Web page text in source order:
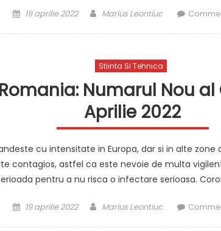
Posted
19 aprilie 2022 Author
Marius Leontiuc
Stiinta Si Tehnica
Numarul Nou al
Aprilie 2022
cu intensitate in Europa, dar si in alte zone
contagios, astfel ca este nevoie de multa
pentru a nu risca o infectare serioasa.
Posted
19 aprilie 2022 Author
Marius Leontiuc